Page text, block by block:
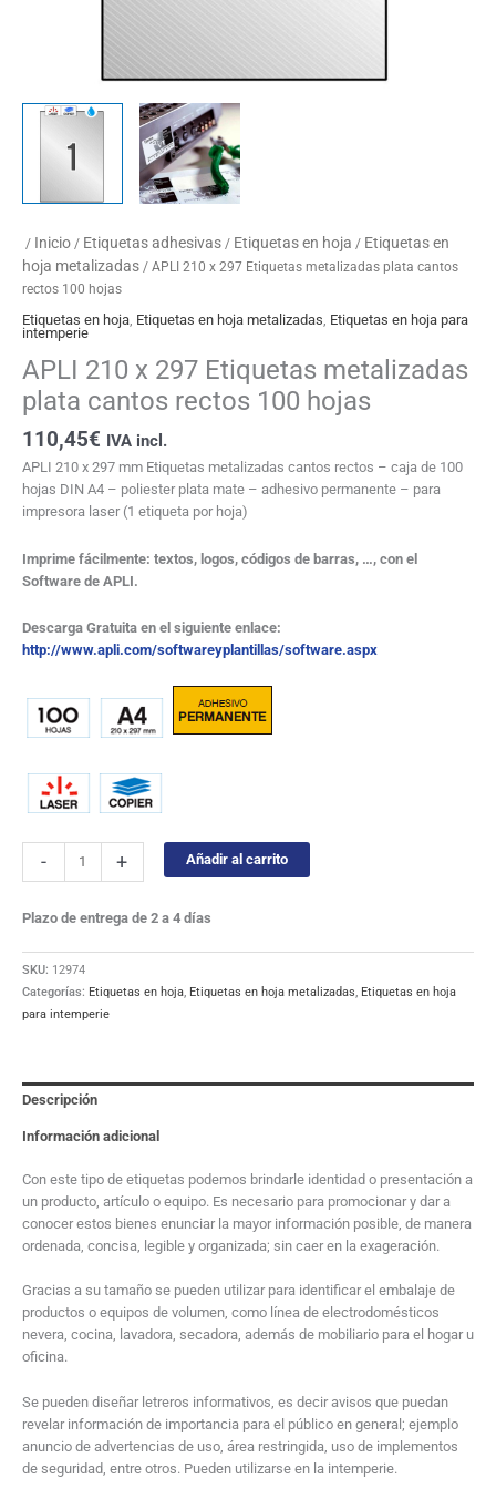
/ Inicio / Etiquetas adhesivas / Etiquetas en hoja / Etiquetas en
hoja metalizadas / APLI 210 x 297 Etiquetas metalizadas plata cantos
rectos 100 hojas
Etiquetas en hoja Etiquetas en hoja metalizadas Etiquetas en hoja para
intemperie
APLI 210 x 297 Etiquetas metalizadas
plata cantos rectos 100 hojas
110,45€ IVA incl.
APLI 210 x 297 mm Etiquetas metalizadas cantos rectos – caja de 100
hojas DIN A4 – poliester plata mate – adhesivo permanente – para
impresora laser (1 etiqueta por hoja)
Imprime fácilmente: textos, logos, códigos de barras, …, con el
Software de APLI.
Descarga Gratuita en el siguiente enlace:
http://www.apli.com/softwareyplantillas/software.aspx
- + Añadir al carrito
Plazo de entrega de 2 a 4 días
SKU: 12974
Categorías: Etiquetas en hoja, Etiquetas en hoja metalizadas, Etiquetas en hoja
para intemperie
Descripción
Información adicional
Con este tipo de etiquetas podemos brindarle identidad o presentación a
un producto, artículo o equipo. Es necesario para promocionar y dar a
conocer estos bienes enunciar la mayor información posible, de manera
ordenada, concisa, legible y organizada; sin caer en la exageración.
Gracias a su tamaño se pueden utilizar para identificar el embalaje de
productos o equipos de volumen, como línea de electrodomésticos
nevera, cocina, lavadora, secadora, además de mobiliario para el hogar u
oficina.
Se pueden diseñar letreros informativos, es decir avisos que puedan
revelar información de importancia para el público en general; ejemplo
anuncio de advertencias de uso, área restringida, uso de implementos
de seguridad, entre otros. Pueden utilizarse en la intemperie.